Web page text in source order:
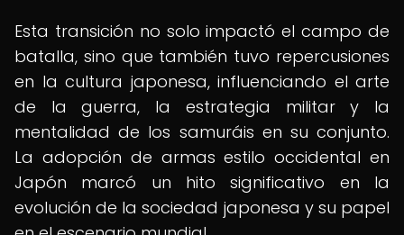
Esta transición no solo impactó el campo de
batalla, sino que también tuvo repercusiones
en la cultura japonesa, influenciando el arte
de la guerra, la estrategia militar y la
mentalidad de los samuráis en su conjunto.
La adopción de armas estilo occidental en
Japón marcó un hito significativo en la
evolución de la sociedad japonesa y su papel